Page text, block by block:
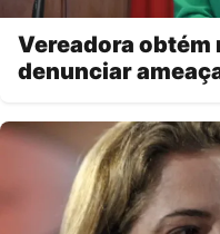
Vereadora
denunciar